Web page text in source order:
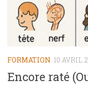
FORMATION 10 AVRIL
Encore raté